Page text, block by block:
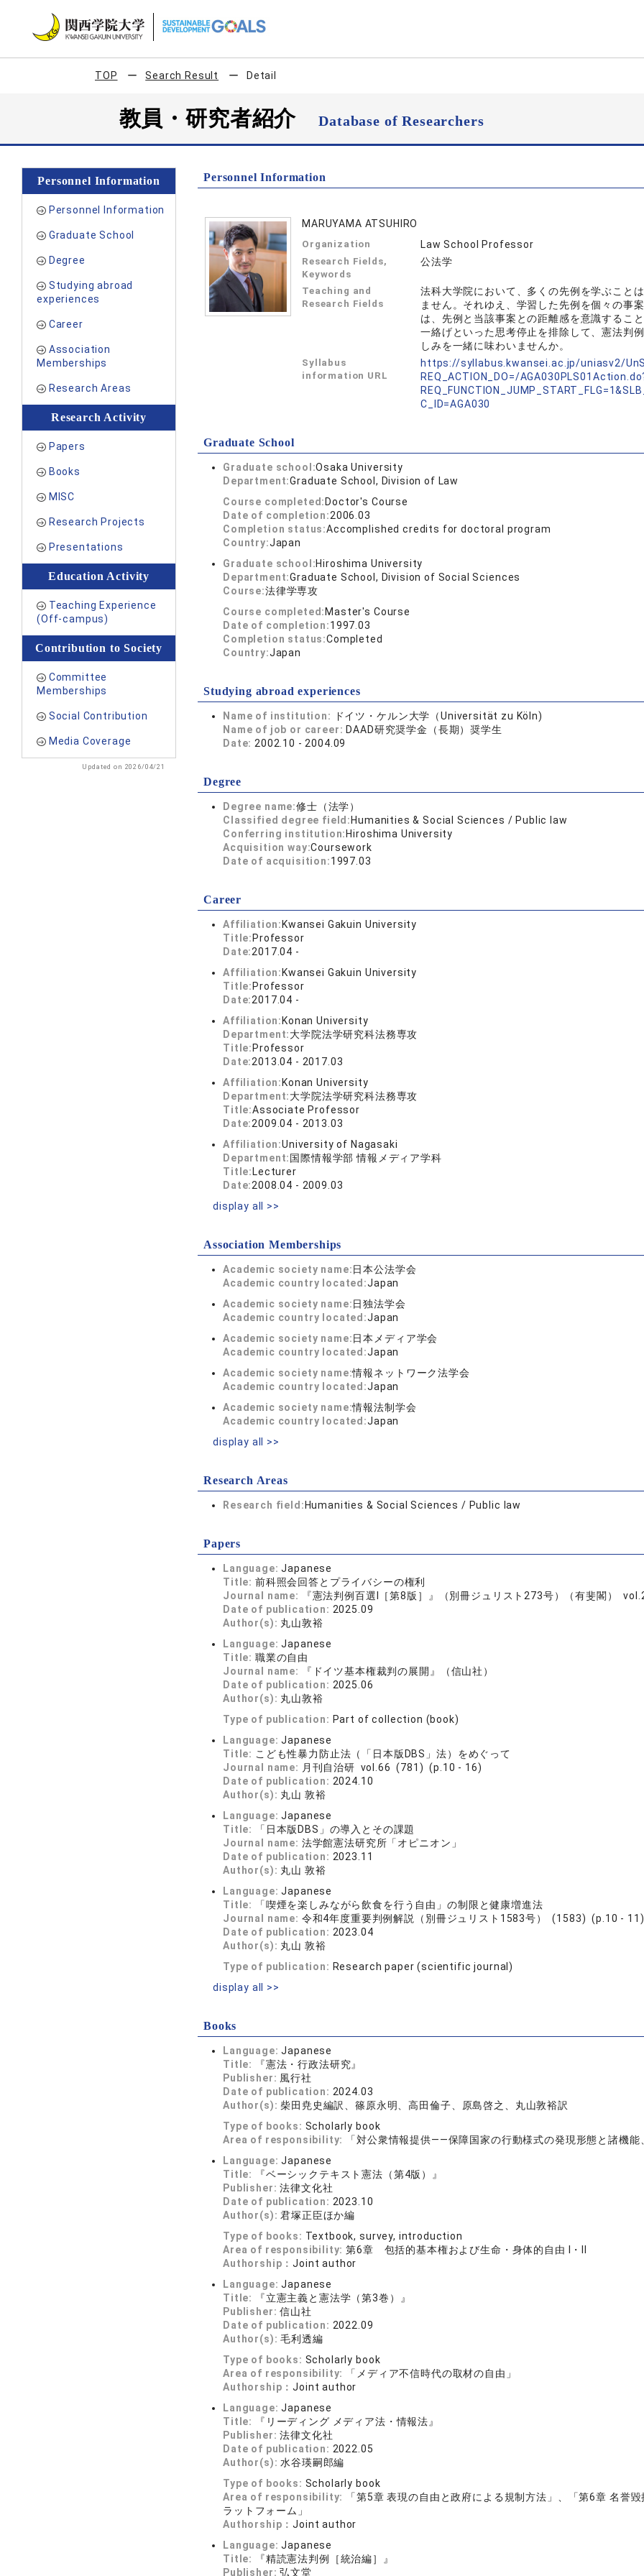
TOP Search Result Detail
教員・研究者紹介Database of Researchers
Personnel Information
Personnel Information
Graduate School
Degree
Studying abroad
experiences
Career
Association
Memberships
Research Areas
Research Activity
Papers
Books
MISC
Research Projects
Presentations
Education Activity
Teaching Experience
(Off-campus)
Contribution to Society
Committee
Memberships
Social Contribution
Media Coverage
Updated on 2026/04/21
Personnel Information
MARUYAMA ATSUHIRO
Organization Law School Professor
Research Fields,
Keywords
公法学
Teaching and
Research Fields
法科大学院において、多くの先例を学ぶこと
ません。それゆえ、学習した先例を個々の事
は、先例と当該事案との距離感を意識するこ
一絡げといった思考停止を排除して、憲法判
しみを一緒に味わいませんか。
Syllabus
information URL
https://syllabus.kwansei.ac.jp/uniasv2/
REQ_ACTION_DO=/
C_ID=AGA030
Graduate School
Graduate school:Osaka University
Department:Graduate School, Division of Law
Course completed: Doctor's Course
Date of completion:2006.03
Completion status:Accomplished credits for doctoral program
Country:Japan
Graduate school:Hiroshima University
Department:Graduate School, Division of Social Sciences
Course:法律学専攻
Course completed: Master's Course
Date of completion:1997.03
Completion status:Completed
Country:Japan
Studying abroad experiences
Name of institution:
ドイツ・ケルン大学（Universität zu Köln)
Name of job or career: DAAD研究奨学金（長期）奨学生
Date: 2002.10 - 2004.09
Degree
Degree name:修士（法学）
Classified degree field: Humanities & Social Sciences / Public law
Conferring institution: Hiroshima University
Acquisition way:Coursework
Date of acquisition:1997.03
Career
Affiliation: Kwansei Gakuin University
Title: Professor
Date:2017.04 -
Affiliation: Kwansei Gakuin University
Title: Professor
Date:2017.04 -
Affiliation: Konan University
Department:大学院法学研究科法務専攻
Title: Professor
Date:2013.04 - 2017.03
Affiliation: Konan University
Department:大学院法学研究科法務専攻
Title:Associate Professor
Date:2009.04 - 2013.03
Affiliation:University of Nagasaki
Department: 国際情報学部 情報メディア学科
Title: Lecturer
Date:2008.04 - 2009.03
display all >>
Association Memberships
Academic society name:日本公法学会
Academic country located:Japan
Academic society name:日独法学会
Academic country located:Japan
Academic society name:日本メディア学会
Academic country located:Japan
Academic society name:情報ネットワーク法学会
Academic country located:Japan
Academic society name:情報法制学会
Academic country located:Japan
display all >>
Research Areas
Research field: Humanities & Social Sciences / Public law
Papers
Language:Japanese
Title: 前科照会回答とプライバシーの権利
Journal name:
『憲法判例百選Ⅰ［第8版］』（別冊ジュリスト273号）（有斐閣）
Date of publication: 2025.09
Author(s): 丸山敦裕
Language:Japanese
Title: 職業の自由
Journal name:
『ドイツ基本権裁判の展開』（信山社）
Date of publication: 2025.06
Author(s): 丸山敦裕
Type of publication: Part of collection (book)
Language:Japanese
Title: こども性暴力防止法（「日本版DBS」法）をめぐって
Journal name: 月刊自治研 vol.66 (781) (p.10 - 16)
Date of publication: 2024.10
Author(s): 丸山 敦裕
Language:Japanese
Title:
「日本版DBS」の導入とその課題
Journal name: 法学館憲法研究所「オピニオン」
Date of publication: 2023.11
Author(s): 丸山 敦裕
Language:Japanese
Title:
「喫煙を楽しみながら飲食を行う自由」の制限と健康増進法
Journal name: 令和4年度重要判例解説（別冊ジュリスト1583号） (1583) (p.10 - 11)
Date of publication: 2023.04
Author(s): 丸山 敦裕
Type of publication: Research paper (scientific journal)
display all >>
Books
Language:Japanese
Title:
『憲法・行政法研究』
Publisher: 風行社
Date of publication: 2024.03
Author(s): 柴田尭史編訳、篠原永明、高田倫子、原島啓之、丸山敦裕訳
Type of books: Scholarly book
Area of responsibility:
「対公衆情報提供――保障国家の行動様式の発現形態と諸機能
Language:Japanese
Title:
『ベーシックテキスト憲法（第4版）』
Publisher:法律文化社
Date of publication: 2023.10
Author(s): 君塚正臣ほか編
Type of books: Textbook, survey, introduction
Area of responsibility:第6章 包括的基本権および生命・身体的自由 Ⅰ・Ⅱ
Authorship：Joint author
Language:Japanese
Title:
『立憲主義と憲法学（第3巻）』
Publisher:信山社
Date of publication: 2022.09
Author(s):毛利透編
Type of books: Scholarly book
Area of responsibility:
「メディア不信時代の取材の自由」
Authorship：Joint author
Language:Japanese
Title:
『リーディング メディア法・情報法』
Publisher:法律文化社
Date of publication: 2022.05
Author(s):水谷瑛嗣郎編
Type of books: Scholarly book
Area of responsibility:
「第5章 表現の自由と政府による規制方法」、「第6章 名誉
ラットフォーム」
Authorship：Joint author
Language:Japanese
Title:
『精読憲法判例［統治編］』
Publisher:弘文堂